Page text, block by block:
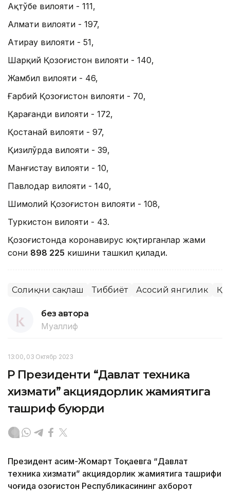
Ақтўбе вилояти - 111,
Алмати вилояти - 197,
Атирау вилояти - 51,
Шарқий Қозоғистон вилояти - 140,
Жамбил вилояти - 46,
Ғарбий Қозоғистон вилояти - 70,
Қарағанди вилояти - 172,
Қостанай вилояти - 97,
Қизилўрда вилояти - 39,
Манғистау вилояти - 10,
Павлодар вилояти - 140,
Шимолий Қозоғистон вилояти - 108,
Туркистон вилояти - 43.
Қозоғистонда коронавирус юқтирганлар жами
сони 898 225 кишини ташкил қилади.
Соғлиқни сақлаш Тиббиёт Асосий янгилик ҚР
без автора
Муаллиф
13:00, 03 Октябр 2023
ҚР Президенти “Давлат техника
хизмати” акциядорлик жамиятига
ташриф буюрди
Президент Қасим-Жомарт Тоқаевга “Давлат
техника хизмати” акциядорлик жамиятига ташрифи
чоғида Қозоғистон Республикасининг ахборот